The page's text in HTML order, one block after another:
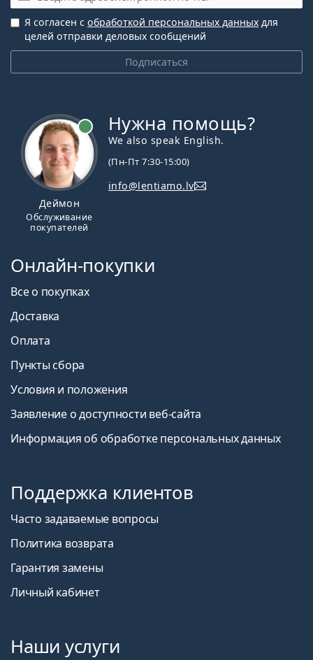
Подписаться
Я согласен с обработкой персональных данных для
целей отправки деловых сообщений
Деймон
Обслуживание
покупателей
Нужна помощь?
We also speak English.
(Пн-Пт 7:30-15:00)
info@lentiamo.lv
Онлайн-покупки
Все о покупках
Доставка
Оплата
Пункты сбора
Условия и положения
Заявление о доступности веб-сайта
Информация об обработке персональных данных
Поддержка клиентов
Часто задаваемые вопросы
Политика возврата
Гарантия замены
Личный кабинет
Наши услуги